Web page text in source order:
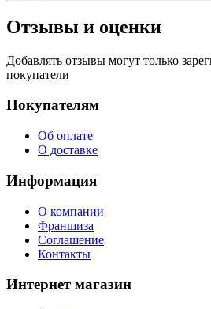
Отзывы и оценки
Добавлять отзывы могут только
покупатели
Покупателям
Об оплате
О доставке
Информация
О компании
Франшиза
Соглашение
Контакты
Интернет магазин